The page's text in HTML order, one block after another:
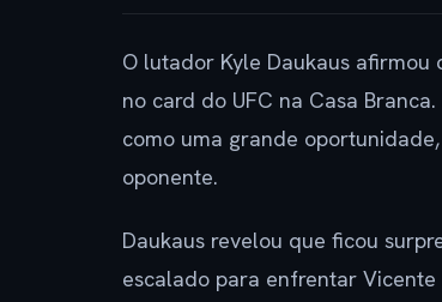
O lutador Kyle Daukaus
no card do UFC na Casa
como uma grande
oponente.
Daukaus revelou que ficou
escalado para enfrentar